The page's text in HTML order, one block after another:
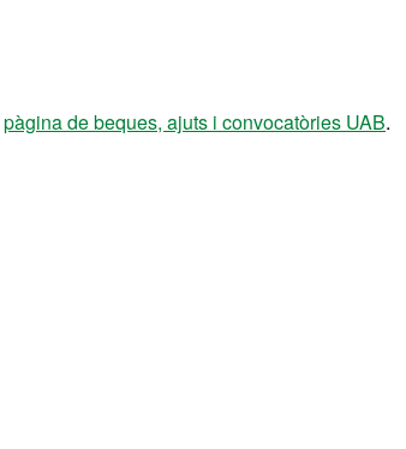
pàgina de beques, ajuts i convocatòries UAB.